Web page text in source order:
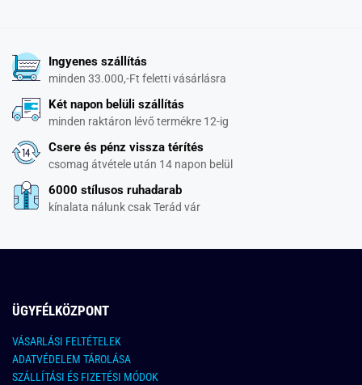
Ingyenes szállítás
minden 33.000,-Ft feletti vásárlásra
Két napon belüli szállítás
minden raktáron lévő termékre 12-ig
Csere és pénz vissza térítés
csomag átvétele után 14 napon belül
6000 stílusos ruhadarab
kínalata nálunk csak Terád vár
ÜGYFÉLKÖZPONT
VÁSARLÁSI FELTÉTELEK
ADATVÉDELEM TÁROLÁSA
SZÁLLÍTÁSI ÉS FIZETÉSI MÓDOK